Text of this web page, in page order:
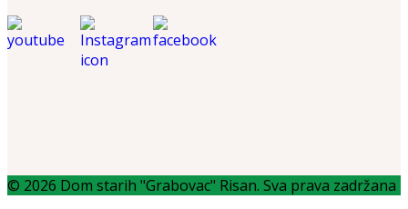
© 2026 Dom starih "Grabovac" Risan. Sva prava zadržana